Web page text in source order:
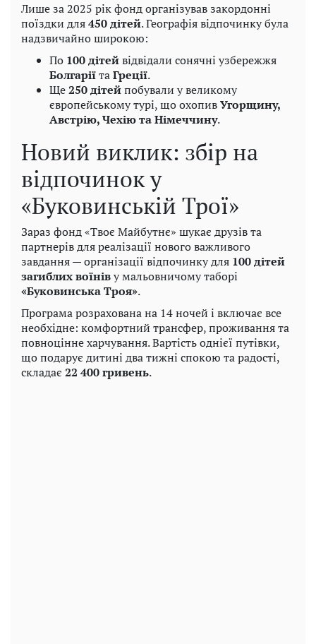
Лише за 2025 рік фонд організував закордонні
поїздки для450 дітей. Географія відпочинку була
надзвичайно широкою:
По 100 дітейвідвідали сонячні узбережжя
БолгаріїтаГреції.
Ще250 дітейпобували у великому
європейському турі, що охопивУгорщину,
Австрію, Чехію та Німеччину.
Новий виклик: збір на
відпочинок у
«Буковинській Трої»
Зараз фонд «Твоє Майбутнє» шукає друзів та
партнерів для реалізації нового важливого
завдання — організації відпочинку для 100 дітей
загиблих воїніву мальовничому таборі
«Буковинська Троя».
Програма розрахована на 14 ночей і включає все
необхідне: комфортний трансфер, проживання та
повноцінне харчування. Вартість однієї путівки,
що подарує дитині два тижні спокою та радості,
складає 22 400 гривень.